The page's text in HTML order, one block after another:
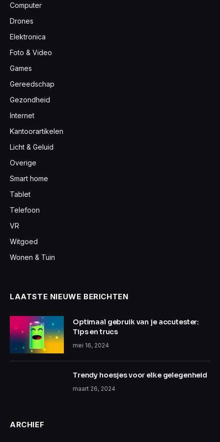
Computer
Drones
Elektronica
Foto & Video
Games
Gereedschap
Gezondheid
Internet
Kantoorartikelen
Licht & Geluid
Overige
Smart home
Tablet
Telefoon
VR
Witgoed
Wonen & Tuin
LAATSTE NIEUWE BERICHTEN
Optimaal gebruik van je accutester:
Tips en trucs
mei 16, 2024
Trendy hoesjes voor elke gelegenheid
maart 26, 2024
ARCHIEF